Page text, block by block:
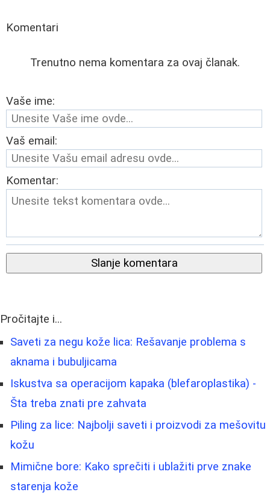
Komentari
Trenutno nema komentara za ovaj članak.
Vaše ime:
Vaš email:
Komentar:
Slanje komentara
Pročitajte i...
Saveti za negu kože lica: Rešavanje problema s
aknama i bubuljicama
Iskustva sa operacijom kapaka (blefaroplastika) -
Šta treba znati pre zahvata
Piling za lice: Najbolji saveti i proizvodi za mešovitu
kožu
Mimične bore: Kako sprečiti i ublažiti prve znake
starenja kože